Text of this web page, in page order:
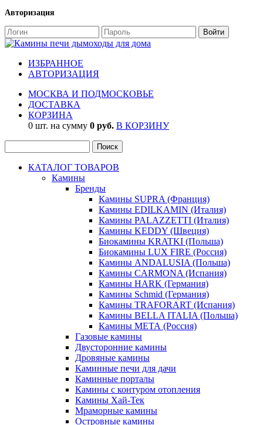
Авторизация
ИЗБРАННОЕ
АВТОРИЗАЦИЯ
МОСКВА И ПОДМОСКОВЬЕ
ДОСТАВКА
КОРЗИНА
0 шт. на сумму 0 руб. В КОРЗИНУ
КАТАЛОГ ТОВАРОВ
Камины
Бренды
Камины SUPRA (Франция)
Камины EDILKAMIN (Италия)
Камины PALAZZETTI (Италия)
Камины KEDDY (Швеция)
Биокамины KRATKI (Польша)
Биокамины LUX FIRE (Россия)
Камины ANDALUSIA (Польша)
Камины CARMONA (Испания)
Камины HARK (Германия)
Камины Schmid (Германия)
Камины TRAFORART (Испания)
Камины BELLA ITALIA (Польша)
Камины МЕТА (Россия)
Газовые камины
Двусторонние камины
Дровяные камины
Каминные печи для дачи
Каминные порталы
Камины с контуром отопления
Камины Хай-Тек
Мраморные камины
Островные камины